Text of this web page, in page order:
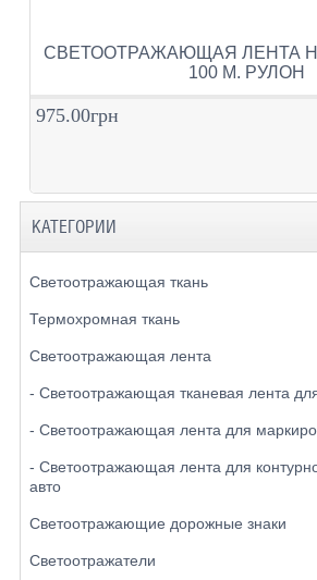
СВЕТООТРАЖАЮЩАЯ ЛЕНТА
100 М. РУЛОН
975.00грн
КАТЕГОРИИ
Светоотражающая ткань
Термохромная ткань
Светоотражающая лента
- Светоотражающая тканевая лента
- Светоотражающая лента для
- Светоотражающая лента для
авто
Светоотражающие дорожные знаки
Светоотражатели